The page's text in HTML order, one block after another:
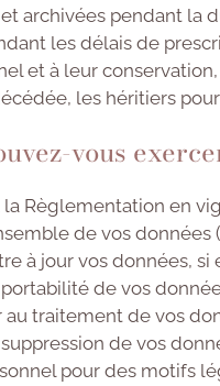
archivées pendant la
les délais de
et à leur
les héritiers
vous
Règlementation en
de vos
à jour vos données,
de vos
au traitement de vos
de vos
pour des motifs